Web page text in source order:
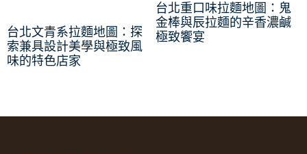
台北文青系拉麵地圖：探
索兼具設計美學與極致風
味的特色店家
台北重口味拉麵地圖：鬼
金棒與辰拉麵的辛香濃鹹
極致饗宴